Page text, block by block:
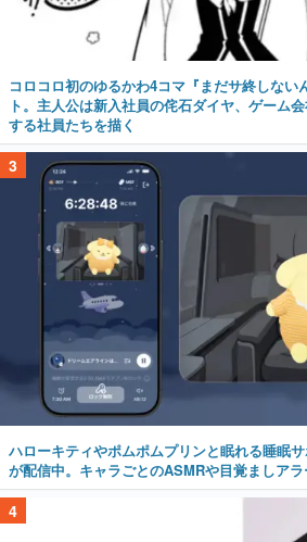
コロコロ初のゆるかわ4コマ『まだサ終しない
ト。主人公は新入社員の侘石ダイヤ、ゲーム
する社員たちを描く
3
ハローキティやポムポムプリンと眠れる睡眠
が配信中。キャラごとのASMRや目覚ましア
4